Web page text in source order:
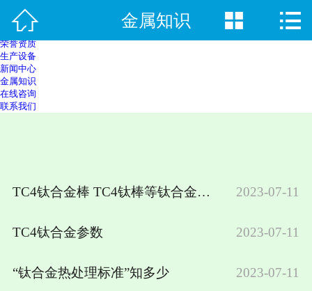
首页
关于我们
产品中心
荣誉资质
生产设备
新闻中心
金属知识
在线咨询
联系我们
 金属知识  
TC4钛合金棒 TC4钛棒等钛合金材料的性能与用途 2023-07-11
TC4钛合金参数 2023-07-11
“钛合金热处理标准”知多少 2023-07-11